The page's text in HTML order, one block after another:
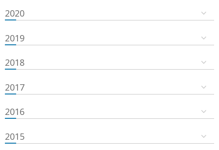
2020
2019
2018
2017
2016
2015